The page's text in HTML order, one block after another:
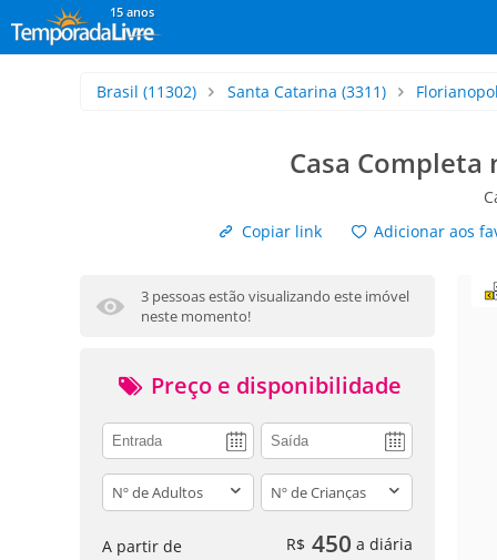
15 anos
Brasil (11302) Santa Catarina (3311)
Casa
Copiar link
Adicionar aos
3 pessoas estão visualizando este imóvel
neste momento!
Preço e disponibilidade
adults children
A partir de R$ 450 a diária